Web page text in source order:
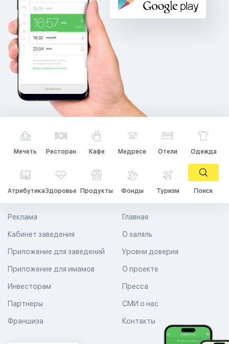
Мечеть Ресторан Кафе Медресе Отели Одежда
АтрибутикаЗдоровье Продукты Фонды Туризм Поиск
Главная
О халяль
Уровни доверия
Реклама
Кабинет заведения
Приложение для заведений
Приложение для имамов О проекте
Пресса
СМИ о нас
Контакты
Инвесторам
Партнеры
Франшиза